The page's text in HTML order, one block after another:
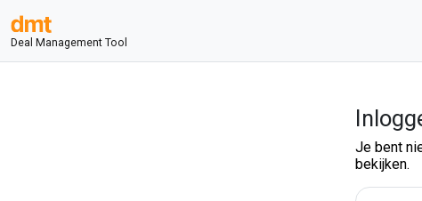
Deal Management Tool
Je bent
bekijken.